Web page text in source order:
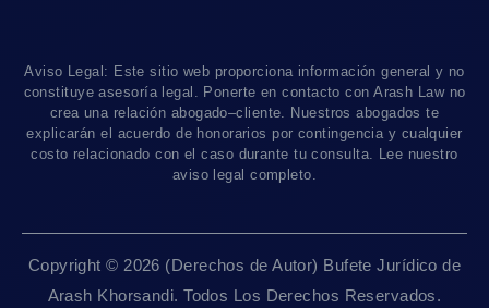
Accidentes De Camiones
Abogados De Muerte Por Negligencia
Contáctanos
Empleos
Mapa Del Sitio
Linea De 24hrs: (310) 277-7529
Disponible Sólo Con Cita Previa
Sacramento, CA 95825
San Francisco, CA 94111
Aviso Legal: Este sitio web proporciona información general y no
constituye asesoría legal. Ponerte en contacto con Arash Law no
crea una relación abogado–cliente. Nuestros abogados te
explicarán el acuerdo de honorarios por contingencia y cualquier
costo relacionado con el caso durante tu consulta. Lee nuestro
aviso legal completo.
Copyright © 2026 (Derechos de Autor) Bufete Jurídico de
Arash Khorsandi. Todos Los Derechos Reservados.